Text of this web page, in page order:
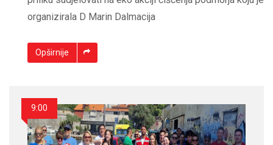
organizirala D Marin Dalmacija
Opširnije
9:00